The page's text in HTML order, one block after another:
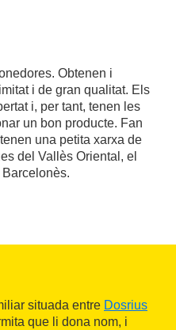
Obtenen i
i de gran qualitat. Els
i, per tant, tenen les
un bon producte. Fan
una petita xarxa de
del Vallès Oriental, el
situada entre Dosrius
que li dona nom, i